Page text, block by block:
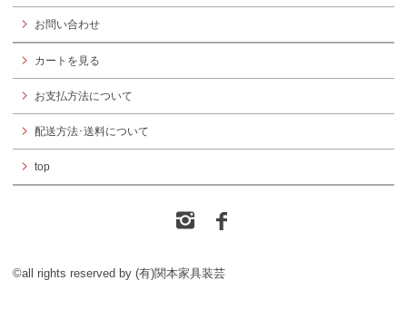
お問い合わせ
カートを見る
お支払方法について
配送方法･送料について
top
©all rights reserved by (有)関本家具装芸